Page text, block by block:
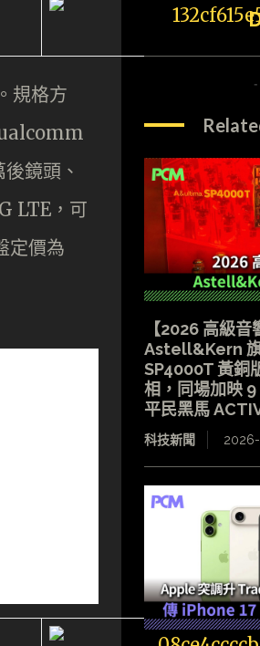
規格方
鏡頭、
LTE，可
定價為
-
【2026 高級音
Astell&Kern 旗
SP4000T 黃銅
相，同場加映 9
平民黑馬
科技新聞